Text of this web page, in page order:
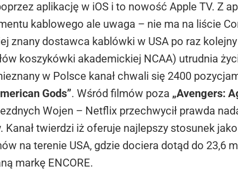
aplikację w iOS i to nowość Apple TV. Z
kablowego ale uwaga – nie ma na liście
znany dostawca kablówki w USA po raz
koszykówki akademickiej NCAA) utrudnia
w Polsce kanał chwali się 2400
Gods”. Wśród filmów poza „Avengers:
Wojen – Netflix przechwycił prawda
Kanał twierdzi iż oferuje najlepszy stosunek
na terenie USA, gdzie dociera dotąd do 23,6
markę ENCORE.